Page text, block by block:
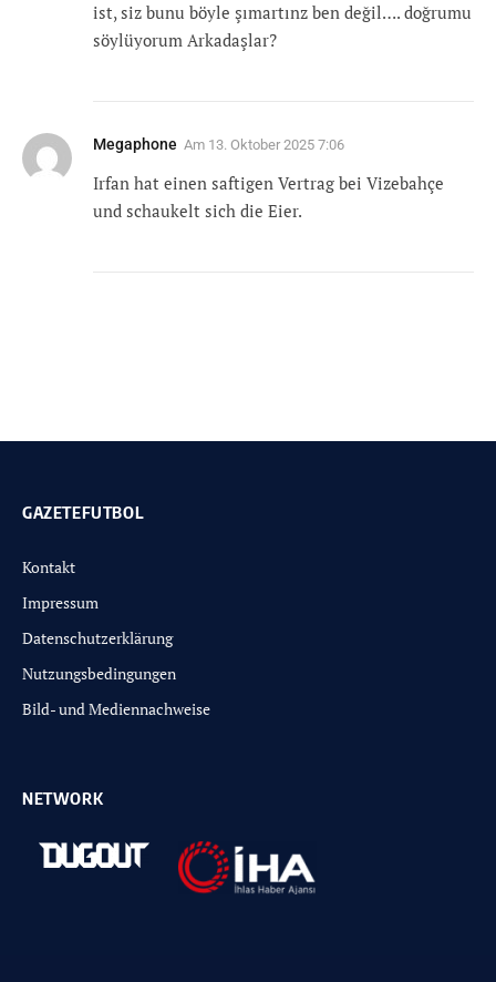
ist, siz bunu böyle şımartınz ben değil…. doğrumu
söylüyorum Arkadaşlar?
Megaphone Am 13. Oktober 2025 7:06
Irfan hat einen saftigen Vertrag bei Vizebahçe
und schaukelt sich die Eier.
GAZETEFUTBOL
Kontakt
Impressum
Datenschutzerklärung
Nutzungsbedingungen
Bild- und Mediennachweise
NETWORK